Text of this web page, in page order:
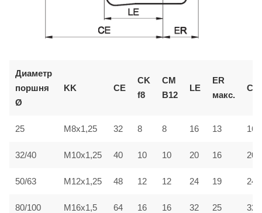
Диаметр
поршня
Ø
KK CE
CK
f8
CM
B12
LE
ER
макс.
CL
25 M8x1,25 32 8 8 16 13 16
32/40 M10x1,25 40 10 10 20 16 20
50/63 M12x1,25 48 12 12 24 19 24
80/100 M16x1,5 64 16 16 32 25 32